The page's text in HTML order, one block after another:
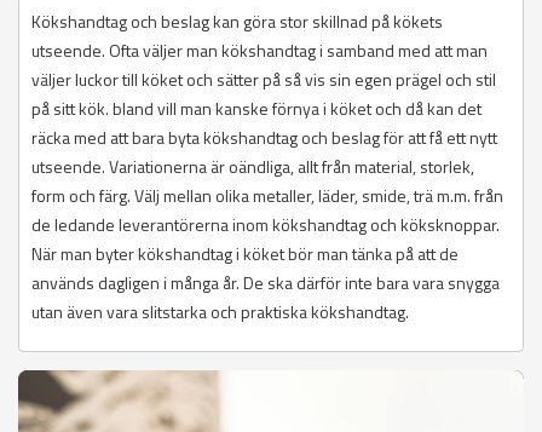
Kökshandtag och beslag kan göra stor skillnad på kökets
utseende. Ofta väljer man kökshandtag i samband med att man
väljer luckor till köket och sätter på så vis sin egen prägel och stil
på sitt kök. bland vill man kanske förnya i köket och då kan det
räcka med att bara byta kökshandtag och beslag för att få ett nytt
utseende. Variationerna är oändliga, allt från material, storlek,
form och färg. Välj mellan olika metaller, läder, smide, trä m.m. från
de ledande leverantörerna inom kökshandtag och köksknoppar.
När man byter kökshandtag i köket bör man tänka på att de
används dagligen i många år. De ska därför inte bara vara snygga
utan även vara slitstarka och praktiska kökshandtag.